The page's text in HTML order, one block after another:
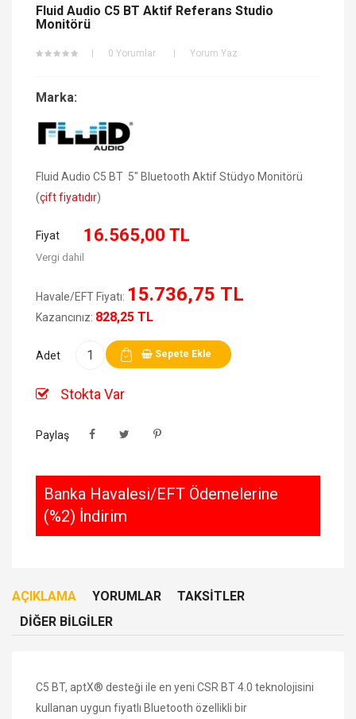
Fluid Audio C5 BT Aktif Referans Studio
Monitörü
0 Yorumlar Yorum Yaz
Marka:
Fluid Audio C5 BT 5" Bluetooth Aktif Stüdyo Monitörü
(çift fiyatıdır)
Fiyat 16.565,00 TL
Vergi dahil
Havale/EFT Fiyatı: 15.736,75 TL
Kazancınız: 828,25 TL
Adet Sepete Ekle
Stokta Var
Paylaş
Banka Havalesi/EFT Ödemelerine
(%2) İndirim
AÇIKLAMA YORUMLAR
TAKSITLER
DIĞER BILGILER
C5 BT, aptX® desteği ile en yeni CSR BT 4.0 teknolojisini
kullanan uygun fiyatlı Bluetooth özellikli bir